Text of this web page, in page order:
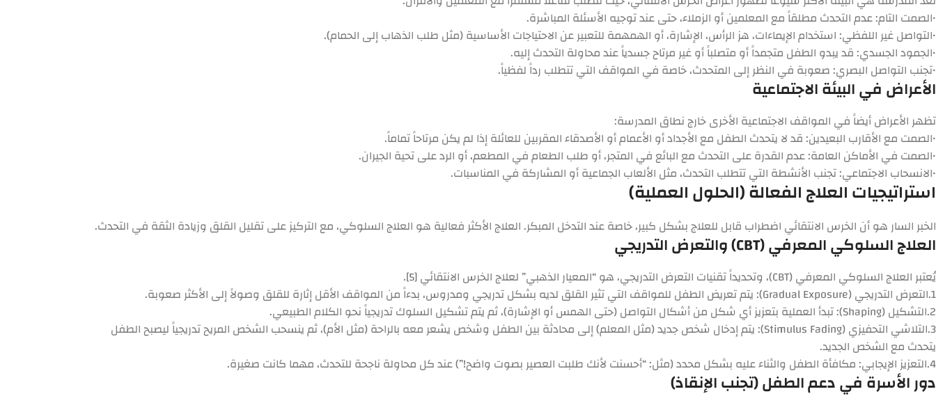
•الصمت التام:عدم التحدث مطلقاً مع المعلمين أو الزملاء، حتى عند توجيه الأسئلة المباشرة.
•التواصل غير اللفظي: استخدام الإيماءات، هز الرأس، الإشارة، أو الهمهمة للتعبير عن الاحتياجات الأساسية (مثل طلب الذهاب إلى الحمام).
•الجمود الجسدي: قد يبدو الطفل متجمداً أو متصلباً أو غير مرتاح جسدياً عند محاولة التحدث إليه.
•تجنب التواصل البصري: صعوبة في النظر إلى المتحدث، خاصة في المواقف التي تتطلب رداً لفظياً.
الأعراض في البيئة الاجتماعية
تظهر الأعراض أيضاً في المواقف الاجتماعية الأخرى خارج نطاق المدرسة:
•الصمت مع الأقارب البعيدين: قد لا يتحدث الطفل مع الأجداد أو الأعمام أو الأصدقاء المقربين للعائلة إذا لم يكن مرتاحاً تماماً.
•الصمت في الأماكن العامة:عدم القدرة على التحدث مع البائع في المتجر، أو طلب الطعام في المطعم، أو الرد على تحية الجيران.
•الانسحاب الاجتماعي:تجنب الأنشطة التي تتطلب التحدث، مثل الألعاب الجماعية أو المشاركة في المناسبات.
استراتيجيات العلاج الفعالة (الحلول العملية)
الخبر السار هو أن الخرس الانتقائي اضطراب قابل للعلاج بشكل كبير، خاصة عند التدخل المبكر. العلاج الأكثر فعالية هو العلاج السلوكي، مع التركيز على تقليل القلق وزيادة الثقة في التحدث.
العلاج السلوكي المعرفي (CBT) والتعرض التدريجي
يُعتبر العلاج السلوكي المعرفي (CBT)
، وتحديداً تقنيات التعرض التدريجي، هو “المعيار الذهبي” لعلاج الخرس الانتقائي [5].
1.التعرض التدريجي (Gradual Exposure):
يتم تعريض الطفل للمواقف التي تثير القلق لديه بشكل تدريجي ومدروس، بدءاً من المواقف الأقل إثارة للقلق وصولاً إلى الأكثر صعوبة.
2. التشكيل (Shaping):
تبدأ العملية بتعزيز أي شكل من أشكال التواصل (حتى الهمس أو الإشارة)، ثم يتم تشكيل السلوك تدريجياً نحو الكلام الطبيعي.
3.التلاشي التحفيزي (Stimulus Fading):
يتم إدخال شخص جديد (مثل المعلم) إلى محادثة بين الطفل وشخص يشعر معه بالراحة (مثل الأم)، ثم ينسحب الشخص المريح تدريجياً ليصبح الطفل
يتحدث مع الشخص الجديد.
4.التعزيز الإيجابي: مكافأة الطفل والثناء عليه بشكل محدد (مثل: “أحسنت لأنك طلبت العصير بصوت واضح!”) عند كل محاولة ناجحة للتحدث، مهما كانت صغيرة.
دور الأسرة في دعم الطفل (تجنب الإنقاذ)